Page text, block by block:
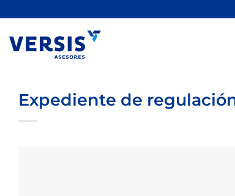
contenido
Expediente de